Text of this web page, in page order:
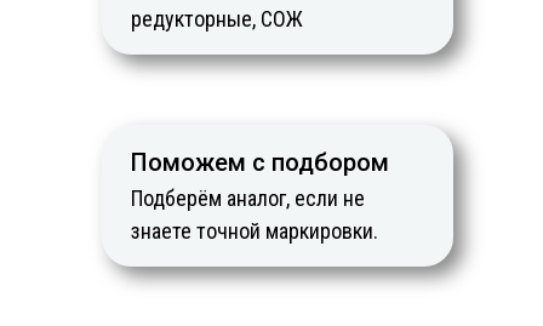
Поможем с подбором
Подберём аналог, если не
знаете точной маркировки.
редукторные, СОЖ